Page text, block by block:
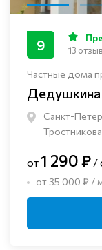
Частные дома
Дедушкина
Санкт-
9 13
от1 290 ₽ /
от 35 000 ₽ /